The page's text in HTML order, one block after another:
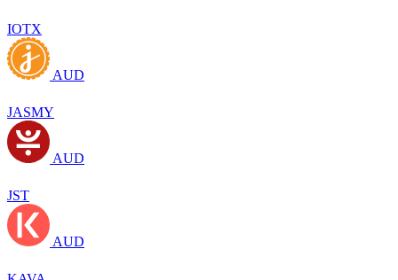
IOTX
AUD
JASMY
AUD
JST
AUD